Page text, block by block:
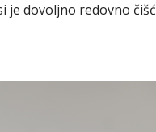
je dovoljno redovno